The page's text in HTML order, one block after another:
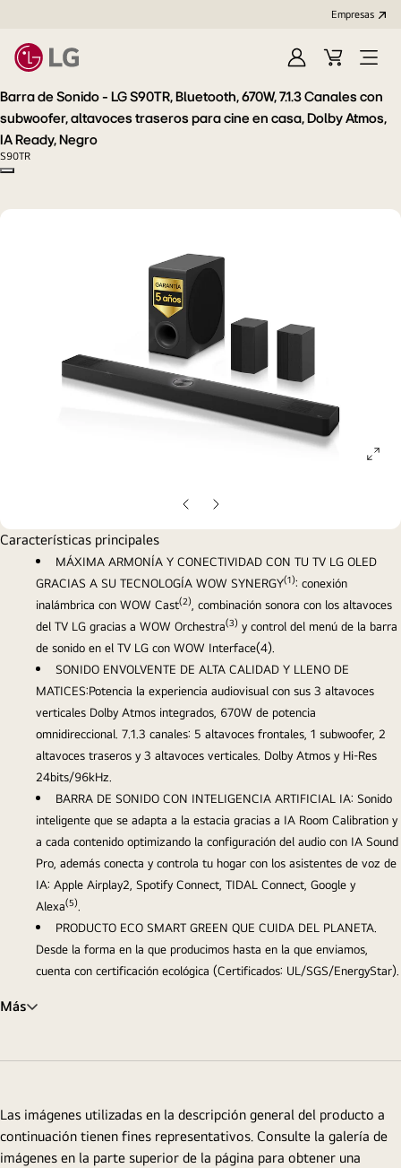
Empresas
Iniciar
Sesión
Carrito
de
compra
Open
Barra de Sonido - LG S90TR, Bluetooth, 670W, 7.1.3 Canales con
subwoofer, altavoces traseros para cine en casa, Dolby Atmos,
IA Ready, Negro
S90TR
Copy model name
Diapositiva
anterior
Diapositiva
siguiente
Características principales
MÁXIMA ARMONÍA Y CONECTIVIDAD CON TU TV LG OLED
GRACIAS A SU TECNOLOGÍA WOW SYNERGY(1): conexión
inalámbrica con WOW Cast(2), combinación sonora con los altavoces
del TV LG gracias a WOW Orchestra(3) y control del menú de la barra
de sonido en el TV LG con WOW Interface(4).
SONIDO ENVOLVENTE DE ALTA CALIDAD Y LLENO DE
MATICES:Potencia la experiencia audiovisual con sus 3 altavoces
verticales Dolby Atmos integrados, 670W de potencia
omnidireccional. 7.1.3 canales: 5 altavoces frontales, 1 subwoofer, 2
altavoces traseros y 3 altavoces verticales. Dolby Atmos y Hi-Res
24bits/96kHz.
BARRA DE SONIDO CON INTELIGENCIA ARTIFICIAL IA: Sonido
inteligente que se adapta a la estacia gracias a IA Room Calibration y
a cada contenido optimizando la configuración del audio con IA Sound
Pro, además conecta y controla tu hogar con los asistentes de voz de
IA: Apple Airplay2, Spotify Connect, TIDAL Connect, Google y
Alexa(5).
PRODUCTO ECO SMART GREEN QUE CUIDA DEL PLANETA.
Desde la forma en la que producimos hasta en la que enviamos,
cuenta con certificación ecológica (Certificados: UL/SGS/EnergyStar).
Más
Las imágenes utilizadas en la descripción general del producto a
continuación tienen fines representativos. Consulte la galería de
imágenes en la parte superior de la página para obtener una